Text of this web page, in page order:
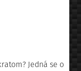
Jedná se o